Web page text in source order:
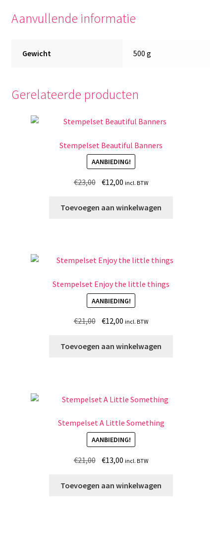
Aanvullende informatie
Gewicht 500 g
Gerelateerde producten
Stempelset Beautiful Banners
AANBIEDING!
€23,00 Oorspronkelijke
was:
€12,00 Huidige
is:
incl. BTW
Toevoegen aan winkelwagen
Stempelset Enjoy the little things
AANBIEDING!
€21,00 Oorspronkelijke
was:
€12,00 Huidige
is:
incl. BTW
Toevoegen aan winkelwagen
Stempelset A Little Something
AANBIEDING!
€21,00 Oorspronkelijke
was:
€13,00 Huidige
is:
incl. BTW
Toevoegen aan winkelwagen